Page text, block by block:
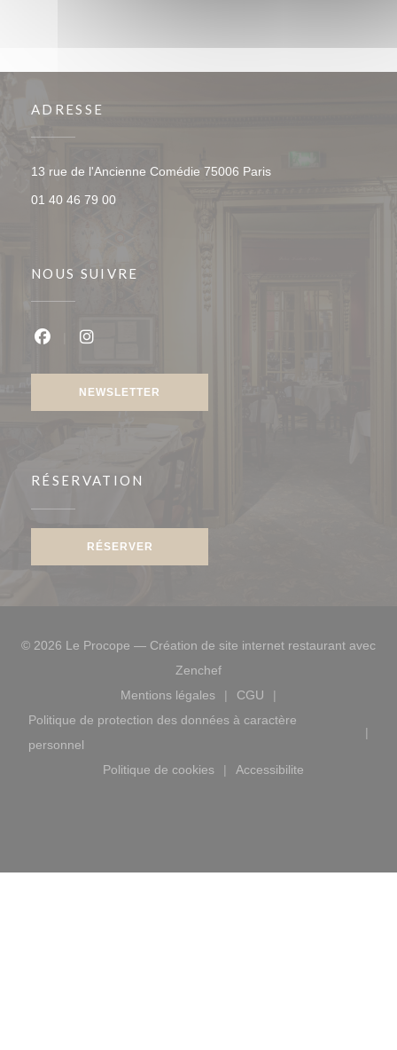
ADRESSE
13 rue de l'Ancienne Comédie 75006 Paris((ouvre une nouvelle
01 40 46 79 00
NOUS SUIVRE
NEWSLETTER
RÉSERVATION
RÉSERVER
© 2026 Le Procope — Création de site internet restaurant avec
Zenchef((ouvre une nouvelle fenêtre))
Mentions légales
((ouvre une nouvelle fenêtre))
CGU
((ouvre une nouvelle
Politique de protection des données à caractère
personnel
((ouvre une nouvelle fenêtre))
Politique de cookies
((ouvre une nouvelle fenêtre))
Accessibilite